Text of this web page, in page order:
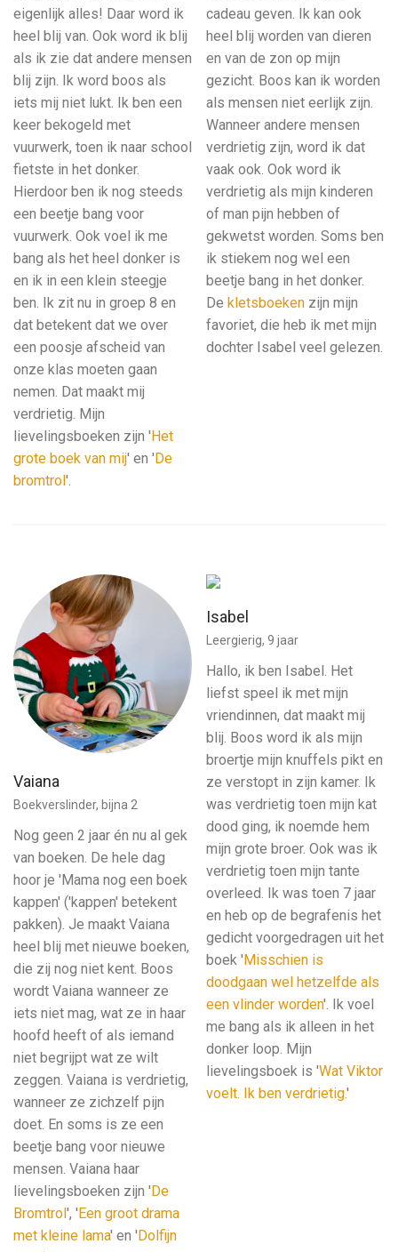
eigenlijk alles! Daar word ik
heel blij van. Ook word ik blij
als ik zie dat andere mensen
blij zijn. Ik word boos als
iets mij niet lukt. Ik ben een
keer bekogeld met
vuurwerk, toen ik naar school
fietste in het donker.
Hierdoor ben ik nog steeds
een beetje bang voor
vuurwerk. Ook voel ik me
bang als het heel donker is
en ik in een klein steegje
ben. Ik zit nu in groep 8 en
dat betekent dat we over
een poosje afscheid van
onze klas moeten gaan
nemen. Dat maakt mij
verdrietig. Mijn
lievelingsboeken zijn 'Het
grote boek van mij' en 'De
bromtrol'.
cadeau geven. Ik kan ook
heel blij worden van dieren
en van de zon op mijn
gezicht. Boos kan ik worden
als mensen niet eerlijk zijn.
Wanneer andere mensen
verdrietig zijn, word ik dat
vaak ook. Ook word ik
verdrietig als mijn kinderen
of man pijn hebben of
gekwetst worden. Soms ben
ik stiekem nog wel een
beetje bang in het donker.
De kletsboeken zijn mijn
favoriet, die heb ik met mijn
dochter Isabel veel gelezen.
Vaiana
Boekverslinder, bijna 2
Nog geen 2 jaar én nu al gek
van boeken. De hele dag
hoor je 'Mama nog een boek
kappen' ('kappen' betekent
pakken). Je maakt Vaiana
heel blij met nieuwe boeken,
die zij nog niet kent. Boos
wordt Vaiana wanneer ze
iets niet mag, wat ze in haar
hoofd heeft of als iemand
niet begrijpt wat ze wilt
zeggen. Vaiana is verdrietig,
wanneer ze zichzelf pijn
doet. En soms is ze een
beetje bang voor nieuwe
mensen. Vaiana haar
lievelingsboeken zijn 'De
Bromtrol', 'Een groot drama
met kleine lama' en 'Dolfijn
Isabel
Leergierig, 9 jaar
Hallo, ik ben Isabel. Het
liefst speel ik met mijn
vriendinnen, dat maakt mij
blij. Boos word ik als mijn
broertje mijn knuffels pikt en
ze verstopt in zijn kamer. Ik
was verdrietig toen mijn kat
dood ging, ik noemde hem
mijn grote broer. Ook was ik
verdrietig toen mijn tante
overleed. Ik was toen 7 jaar
en heb op de begrafenis het
gedicht voorgedragen uit het
boek 'Misschien is
doodgaan wel hetzelfde als
een vlinder worden'. Ik voel
me bang als ik alleen in het
donker loop. Mijn
lievelingsboek is 'Wat Viktor
voelt. Ik ben verdrietig.'